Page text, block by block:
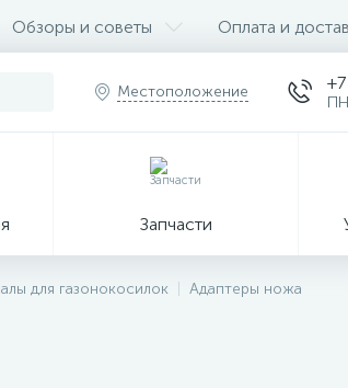
Обзоры и советы Оплата и
Местоположение
Запчасти
для газонокосилок Адаптеры ножа